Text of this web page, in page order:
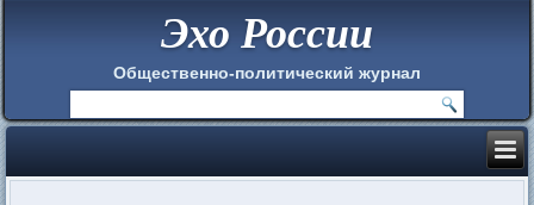
Эхо России
Общественно-политический журнал